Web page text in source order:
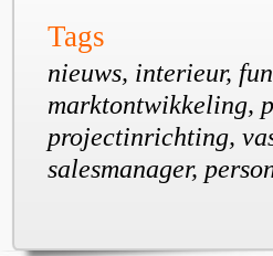
Tags
nieuws, interieur,
marktontwikkeling,
projectinrichting,
salesmanager,